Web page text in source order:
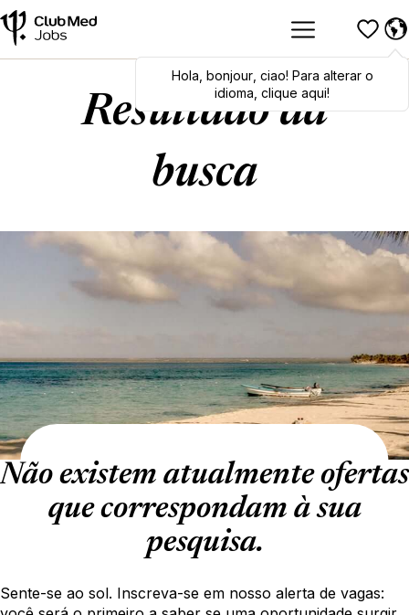
Hola,bonjour,ciao! To switch
languages, click here!
Hola bonjour, ciao! Para alterar o
idioma, clique aqui!
Resultado da
busca
Não existem atualmente ofertas
que correspondam à sua
pesquisa.
Sente-se ao sol. Inscreva-se em nosso alerta de vagas: